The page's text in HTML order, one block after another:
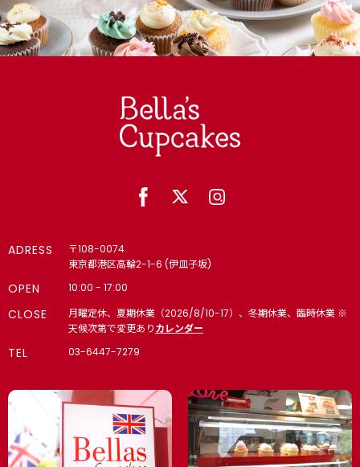
【法人向け】ロゴ 4,000円以上で冷凍配送無料（8月末ま
で）
【個人向け】パーティー｜ティータイム｜キッズ向け｜誕生会
(学校・クラブ)で人気 4,000円以上で冷凍配送無料（8月末
【法人向け】🎁 パーティー 4,000円以上で冷凍配送無料（8
ーキ 4,000円以上で冷凍配送無料（8月末まで）
6・7・8月の様々なシーンに
🌞 夏 4,000円以上で冷凍配送無料（8月末まで）
【法人向け】🏢内定式（10月1日｜10月上旬）・同期会・同窓
🎁 入学・卒業｜入園・卒園｜スポーツ・背番号｜お祝い・ギフ
🍼 赤ちゃんのお祝い｜ジェンダー リビール・ベビーシャワ
ADRESS
〒108-0074
東京都港区高輪2-1-6 (伊皿子坂)
OPEN 10:00 - 17:00
CLOSE
月曜定休、夏期休業（2026/8/10-17）、冬期休業、臨時休業 ※
天候次第で変更ありカレンダー
TEL 03-6447-7279